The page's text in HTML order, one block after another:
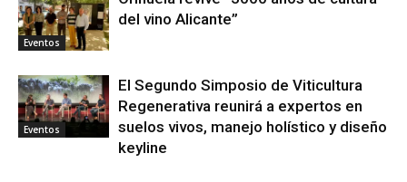
Eventos
del vino Alicante”
Eventos
El Segundo Simposio de Viticultura
Regenerativa reunirá a expertos en
suelos vivos, manejo holístico y diseño
keyline